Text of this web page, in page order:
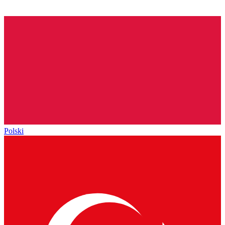
Polski